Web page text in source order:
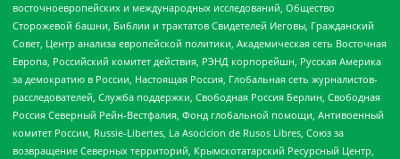
восточноевропейских и международных исследований, Общество
Сторожевой башни, Библии и трактатов Свидетелей Иеговы, Гражданский
Совет, Центр анализа европейской политики, Академическая сеть Восточная
Европа, Российский комитет действия, РЭНД корпорейшн, Русская Америка
за демократию в России, Настоящая Россия, Глобальная сеть журналистов-
расследователей, Служба поддержки, Свободная Россия Берлин, Свободная
Россия Северный Рейн-Вестфалия, Фонд глобальной помощи, Антивоенный
комитет России, Russie-Libertes, La Asocicion de Rusos Libres, Союз за
возвращение Северных территорий, Крымскотатарский Ресурсный Центр,